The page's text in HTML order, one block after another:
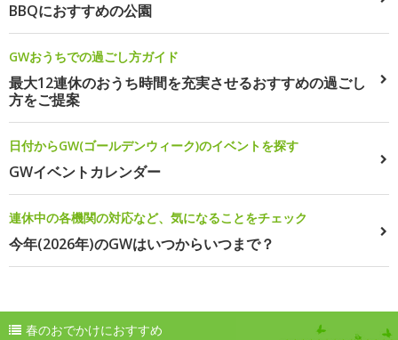
BBQにおすすめの公園
GWおうちでの過ごし方ガイド
最大12連休のおうち時間を充実させるおすすめの過ごし
方をご提案
日付からGW(ゴールデンウィーク)のイベントを探す
GWイベントカレンダー
連休中の各機関の対応など、気になることをチェック
今年(2026年)のGWはいつからいつまで？
春のおでかけにおすすめ